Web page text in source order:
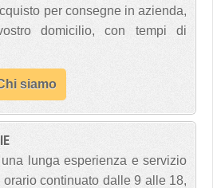
per consegne in azienda,
domicilio, con tempi di
siamo
lunga esperienza e servizio
continuato dalle 9 alle 18,